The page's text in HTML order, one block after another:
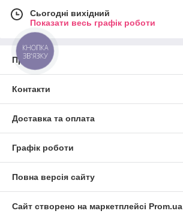
Сьогодні вихідний
Показати весь графік роботи
Про нас
Контакти
Доставка та оплата
Графік роботи
Повна версія сайту
Сайт створено на маркетплейсі Prom.ua
КНОПКА
ЗВ'ЯЗКУ